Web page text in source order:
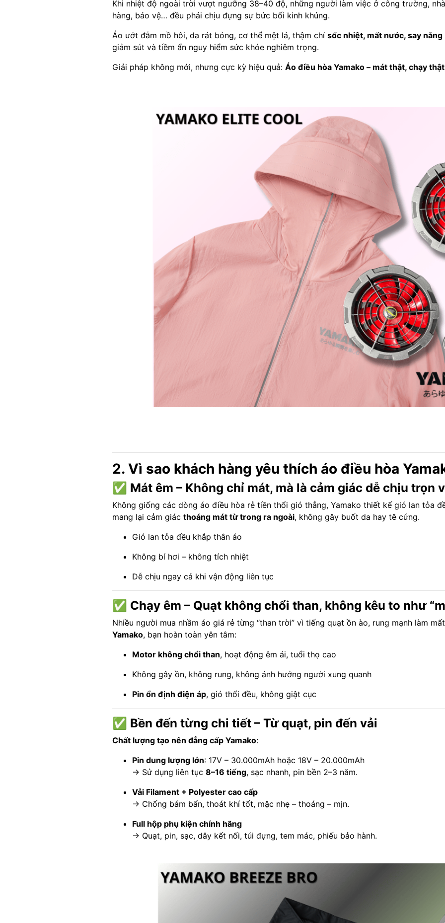
Khi nhiệt độ ngoài trời vượt ngưỡng 38–40 độ, những người làm việc ở công trường,
hàng, bảo vệ… đều phải chịu đựng sự bức bối kinh khủng.
Áo ướt đẫm mồ hôi, da rát bỏng, cơ thể mệt lả, thậm chí sốc nhiệt, mất nước, say nắng
giảm sút và tiềm ẩn nguy hiểm sức khỏe nghiêm trọng.
Giải pháp không mới, nhưng cực kỳ hiệu quả: Áo điều hòa Yamako – mát thật, chạy
2. Vì sao khách hàng yêu thích áo điều hòa
✅ Mát êm – Không chỉ mát, mà là cảm giác dễ chịu trọn
Không giống các dòng áo điều hòa rẻ tiền thổi gió thẳng, Yamako thiết kế gió lan tỏa
mang lại cảm giác thoáng mát từ trong ra ngoài, không gây buốt da hay tê cứng.
Gió lan tỏa đều khắp thân áo
Không bí hơi – không tích nhiệt
Dễ chịu ngay cả khi vận động liên tục
✅ Chạy êm – Quạt không chổi than, không kêu to như
Nhiều người mua nhầm áo giá rẻ từng “than trời” vì tiếng quạt ồn ào, rung mạnh làm
Yamako, bạn hoàn toàn yên tâm:
Motor không chổi than, hoạt động êm ái, tuổi thọ cao
Không gây ồn, không rung, không ảnh hưởng người xung quanh
Pin ổn định điện áp, gió thổi đều, không giật cục
✅ Bền đến từng chi tiết – Từ quạt, pin đến vải
Chất lượng tạo nên đẳng cấp Yamako:
Pin dung lượng lớn: 17V – 30.000mAh hoặc 18V – 20.000mAh
→ Sử dụng liên tục 8–16 tiếng, sạc nhanh, pin bền 2–3 năm.
Vải Filament + Polyester cao cấp
→ Chống bám bẩn, thoát khí tốt, mặc nhẹ – thoáng – mịn.
Full hộp phụ kiện chính hãng
→ Quạt, pin, sạc, dây kết nối, túi đựng, tem mác, phiếu bảo hành.